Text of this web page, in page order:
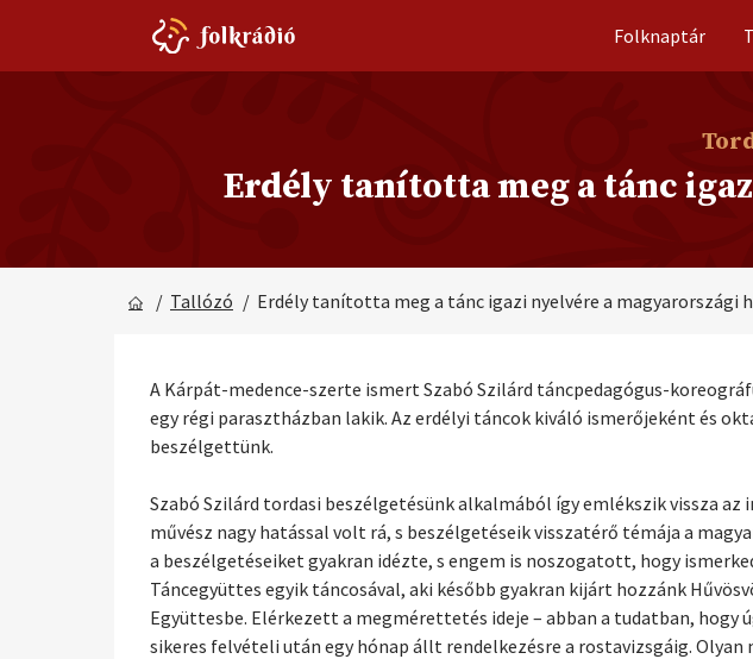
Folknaptár
Erdély tanította meg a tánc
/ Tallózó / Erdély tanította meg a tánc igazi nyelvére a magyarországi
A Kárpát-medence-szerte ismert Szabó Szilárd táncpedagógus-
egy régi parasztházban lakik. Az erdélyi táncok kiváló ismerőjeként és
beszélgettünk.
Szabó Szilárd tordasi beszélgetésünk alkalmából így emlékszik vissza
művész nagy hatással volt rá, s beszélgetéseik visszatérő témája a
a beszélgetéseiket gyakran idézte, s engem is noszogatott, hogy
Táncegyüttes egyik táncosával, aki később gyakran kijárt hozzánk
Együttesbe. Elérkezett a megmérettetés ideje – abban a tudatban, hogy
sikeres felvételi után egy hónap állt rendelkezésre a rostavizsgáig.